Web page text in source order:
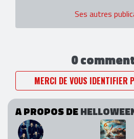
Ses autres
0
MERCI DE VOUS IDENTIFIER
A PROPOS DE